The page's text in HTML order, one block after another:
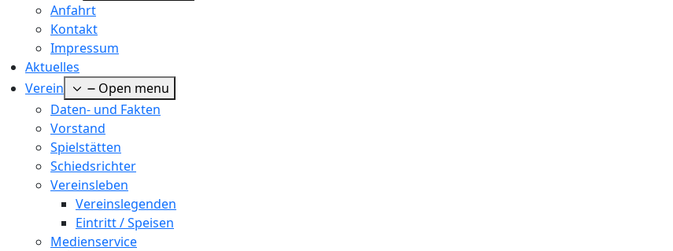
Anfahrt
Kontakt
Impressum
Aktuelles
Verein
Open menu
Daten- und Fakten
Vorstand
Spielstätten
Schiedsrichter
Vereinsleben
Vereinslegenden
Eintritt / Speisen
Medienservice